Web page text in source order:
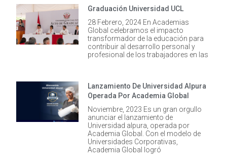
Graduación Universidad UCL
28 Febrero, 2024 En Academias
Global celebramos el impacto
transformador de la educación para
contribuir al desarrollo personal y
profesional de los trabajadores en las
Lanzamiento De Universidad Alpura
Operada Por Academia Global
Noviembre, 2023 Es un gran orgullo
anunciar el lanzamiento de
Universidad alpura, operada por
Academia Global. Con el modelo de
Universidades Corporativas,
Academia Global logró